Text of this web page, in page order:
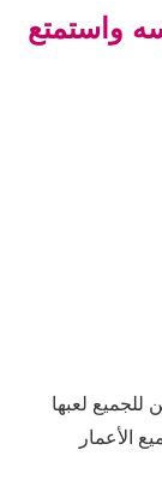
واستمتع
للجميع لعبها
الأعمار